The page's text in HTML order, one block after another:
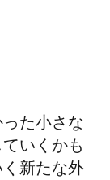
た小さな
いくかも
新たな外